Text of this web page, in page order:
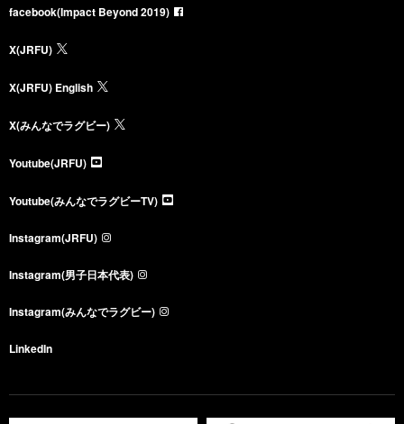
facebook(Impact Beyond 2019)
X(JRFU)
X(JRFU) English
X(みんなでラグビー)
Youtube(JRFU)
Youtube(みんなでラグビーTV)
Instagram(JRFU)
Instagram(男子日本代表)
Instagram(みんなでラグビー)
LinkedIn